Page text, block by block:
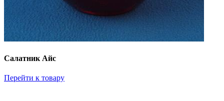
Салатник Айс
Перейти к товару